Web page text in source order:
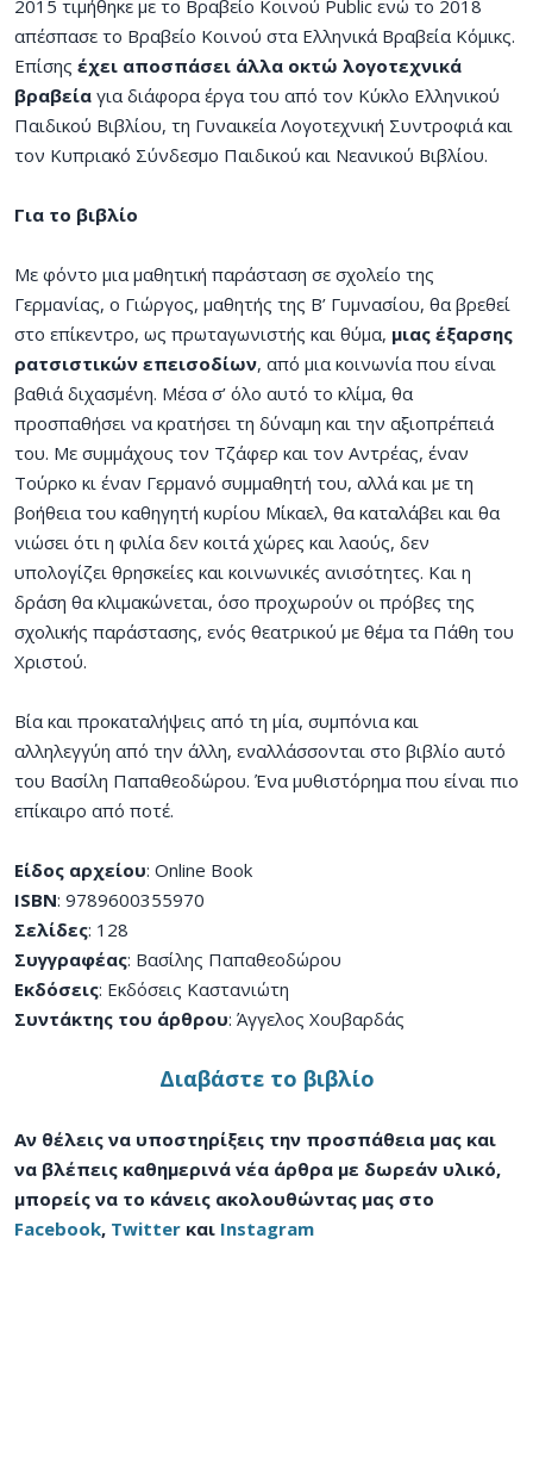
2015 τιμήθηκε με το Βραβείο Κοινού Public ενώ το 2018
απέσπασε το Βραβείο Κοινού στα Ελληνικά Βραβεία Κόμικς.
Επίσης έχει αποσπάσει άλλα οκτώ λογοτεχνικά
βραβεία για διάφορα έργα του από τον Κύκλο Ελληνικού
Παιδικού Βιβλίου, τη Γυναικεία Λογοτεχνική Συντροφιά και
τον Κυπριακό Σύνδεσμο Παιδικού και Νεανικού Βιβλίου.
Για το βιβλίο
Με φόντο μια μαθητική παράσταση σε σχολείο της
Γερμανίας, ο Γιώργος, μαθητής της Β’ Γυμνασίου, θα βρεθεί
στο επίκεντρο, ως πρωταγωνιστής και θύμα, μιας έξαρσης
ρατσιστικών επεισοδίων, από μια κοινωνία που είναι
βαθιά διχασμένη. Μέσα σ’ όλο αυτό το κλίμα, θα
προσπαθήσει να κρατήσει τη δύναμη και την αξιοπρέπειά
του. Με συμμάχους τον Τζάφερ και τον Αντρέας, έναν
Τούρκο κι έναν Γερμανό συμμαθητή του, αλλά και με τη
βοήθεια του καθηγητή κυρίου Μίκαελ, θα καταλάβει και θα
νιώσει ότι η φιλία δεν κοιτά χώρες και λαούς, δεν
υπολογίζει θρησκείες και κοινωνικές ανισότητες. Και η
δράση θα κλιμακώνεται, όσο προχωρούν οι πρόβες της
σχολικής παράστασης, ενός θεατρικού με θέμα τα Πάθη του
Χριστού.
Βία και προκαταλήψεις από τη μία, συμπόνια και
αλληλεγγύη από την άλλη, εναλλάσσονται στο βιβλίο αυτό
του Βασίλη Παπαθεοδώρου. Ένα μυθιστόρημα που είναι πιο
επίκαιρο από ποτέ.
Είδος αρχείου: Online Book
ISBN: 9789600355970
Σελίδες: 128
Συγγραφέας: Βασίλης Παπαθεοδώρου
Εκδόσεις: Εκδόσεις Καστανιώτη
Συντάκτης του άρθρου: Άγγελος Χουβαρδάς
Διαβάστε το βιβλίο
Αν θέλεις να υποστηρίξεις την προσπάθεια μας και
να βλέπεις καθημερινά νέα άρθρα με δωρεάν υλικό,
μπορείς να το κάνεις ακολουθώντας μας στο
Facebook, Twitter και Instagram